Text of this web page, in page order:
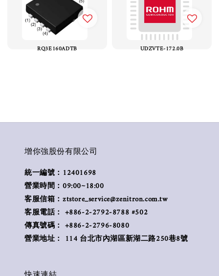
RQ3E160ADTB UDZVTE-172.0B
增你強股份有限公司
統一編號：12401698
營業時間：09:00~18:00
客服信箱：ztstore_service@zenitron.com.tw
客服電話： +886-2-2792-8788 #502
傳真號碼： +886-2-2796-8080
營業地址： 114 台北市內湖區新湖二路250巷8號